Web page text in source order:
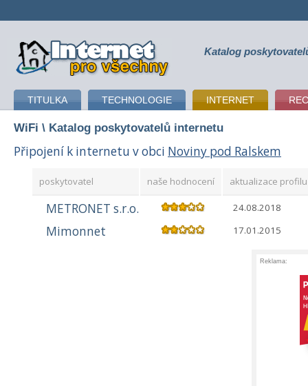
připojení k internetu Katalog
TITULKA TECHNOLOGIE INTERNET
WiFi \ Katalog poskytovatelů internetu
Připojení k internetu v obci Noviny pod Ralskem
poskytovatel naše hodnocení aktualizace profilu
METRONET s.r.o. 24.08.2018
Mimonnet 17.01.2015
Reklama: